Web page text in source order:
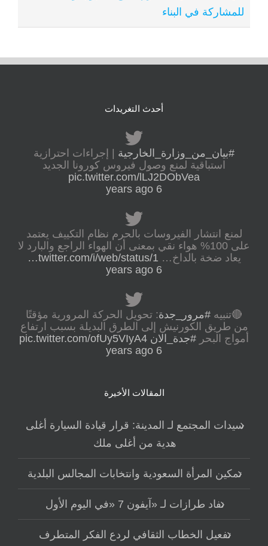
للمشاركة في البناء
أحدث التغريدات
#بيان_من_وزارة_الخارجية | إجراءات احترازية
استباقية لمنع وصول فيروس كورونا الجديد
pic.twitter.com/lLJ2DObVea
6 years ago
لمنع انتشار الفيروسات بالحرم نظام التكييف يعتمد
على 100% هواء نقي بمعنى أن الهواء الراجع والبارد لا
يعاد ضخة بالداخ… twitter.com/i/web/status/1…
6 years ago
🔴تنبيه #مرور_جدة: تحويل الحركة المرورية مؤقتًا
من طريق الكورنيش إلى الطرق البديلة بسبب ارتفاع
أمواج البحر #جدة_الان pic.twitter.com/ofUy5VIyA4
6 years ago
المقالات الأخيرة
سيدات المجتمع لـ المدينة: قرار قيادة السيارة أغلى
هدية من أغلى ملك
تمكين المرأة السعودية وانتخابات المجالس البلدية
نفاد طرازات لـ «آيفون 7 «في اليوم الأول
تفعيل الخطاب الثقافي لردع الفكر المتطرف